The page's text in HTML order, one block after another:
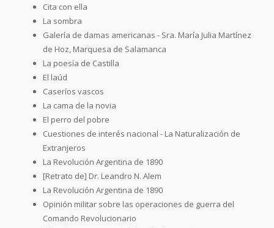
Cita con ella
La sombra
Galería de damas americanas - Sra. María Julia Martínez
de Hoz, Marquesa de Salamanca
La poesía de Castilla
El laúd
Caseríos vascos
La cama de la novia
El perro del pobre
Cuestiones de interés nacional - La Naturalización de
Extranjeros
La Revolución Argentina de 1890
[Retrato de] Dr. Leandro N. Alem
La Revolución Argentina de 1890
Opinión militar sobre las operaciones de guerra del
Comando Revolucionario